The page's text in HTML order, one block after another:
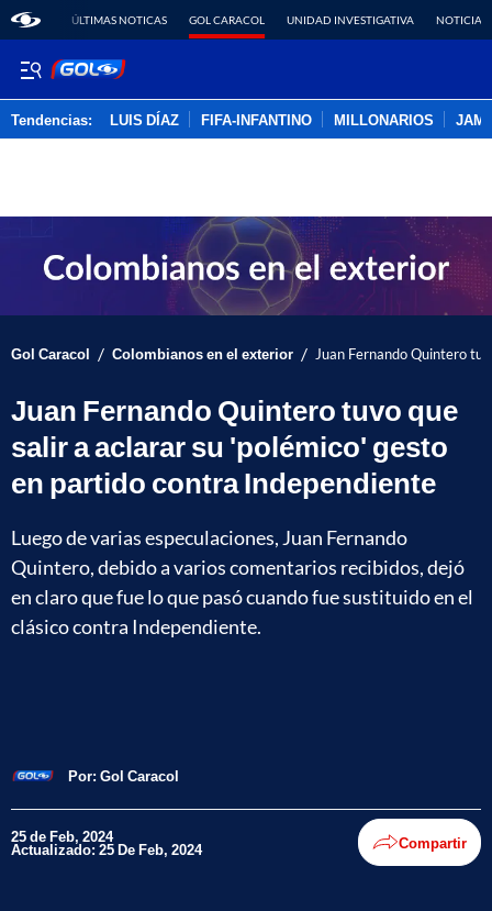
ÚLTIMAS NOTICAS GOL CARACOL UNIDAD INVESTIGATIVA NOTICIAS
Tendencias: LUIS DÍAZ FIFA-INFANTINO MILLONARIOS
Gol Caracol / Colombianos en el exterior / Juan Fernando Quintero
Juan Fernando Quintero tuvo que
salir a aclarar su 'polémico' gesto
en partido contra Independiente
Luego de varias especulaciones, Juan Fernando
Quintero, debido a varios comentarios recibidos, dejó
en claro que fue lo que pasó cuando fue sustituido en el
clásico contra Independiente.
Por: Gol Caracol
25 de Feb, 2024
Actualizado: 25 De Feb, 2024 Compartir